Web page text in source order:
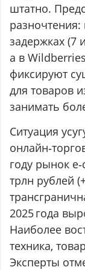
штатно.
задержках (7
а в
фиксируют
для товаров
занимать
Ситуация
году рынок
трлн рублей
2025 года
Наиболее
техника,
Эксперты